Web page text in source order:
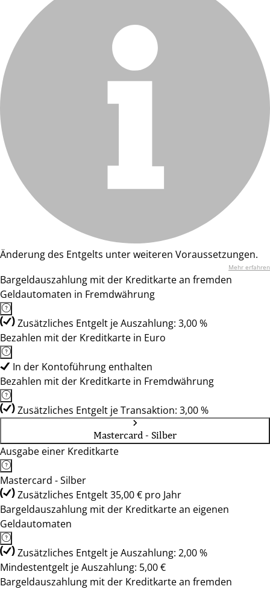
Änderung des Entgelts unter weiteren Voraussetzungen.
Mehr erfahren
Bargeldauszahlung mit der Kreditkarte an fremden
Geldautomaten in Fremdwährung
Zusätzliches Entgelt je Auszahlung: 3,00 %
Bezahlen mit der Kreditkarte in Euro
In der Kontoführung enthalten
Bezahlen mit der Kreditkarte in Fremdwährung
Zusätzliches Entgelt je Transaktion: 3,00 %
Mastercard - Silber
Ausgabe einer Kreditkarte
Mastercard - Silber
Zusätzliches Entgelt 35,00 € pro Jahr
Bargeldauszahlung mit der Kreditkarte an eigenen
Geldautomaten
Zusätzliches Entgelt je Auszahlung: 2,00 %
Mindestentgelt je Auszahlung: 5,00 €
Bargeldauszahlung mit der Kreditkarte an fremden